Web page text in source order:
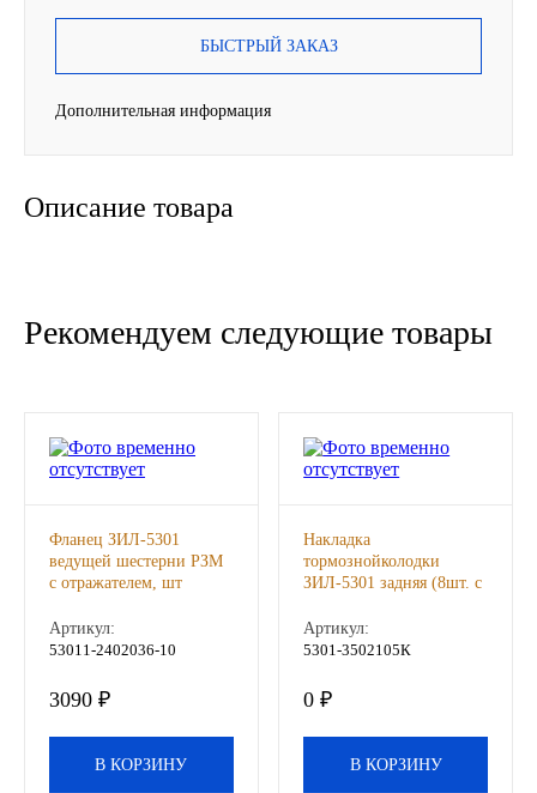
BP VISCO
Оригинальные масла
MOZER
North Sea Lubricants
Подшипники
АПП
БЫСТРЫЙ ЗАКАЗ
Дополнительная информация
Описание товара
Рекомендуем следующие товары
Фланец ЗИЛ-5301
ведущей шестерни РЗМ
с отражателем, шт
Артикул:
53011-2402036-10
3090 ₽
В КОРЗИНУ
Накладка
тормознойколодки
ЗИЛ-5301 задняя (8шт. с
Артикул:
5301-3502105К
0 ₽
В КОРЗИНУ